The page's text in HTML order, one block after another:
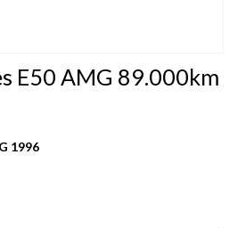
E50 AMG 89.000km
1996